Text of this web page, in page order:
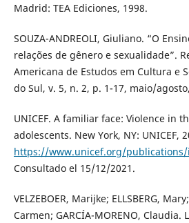
Madrid: TEA Ediciones, 1998.
SOUZA-ANDREOLI, Giuliano. “O
relações de gênero e sexualidade”.
Americana de Estudos em Cultura e
do Sul, v. 5, n. 2, p. 1-17, maio/
UNICEF. A familiar face: Violence in
adolescents. New York, NY: UNICEF,
https://www.unicef.org/publications/
Consultado el 15/12/2021.
VELZEBOER, Marijke; ELLSBERG,
Carmen; GARCÍA-MORENO, Claudia.